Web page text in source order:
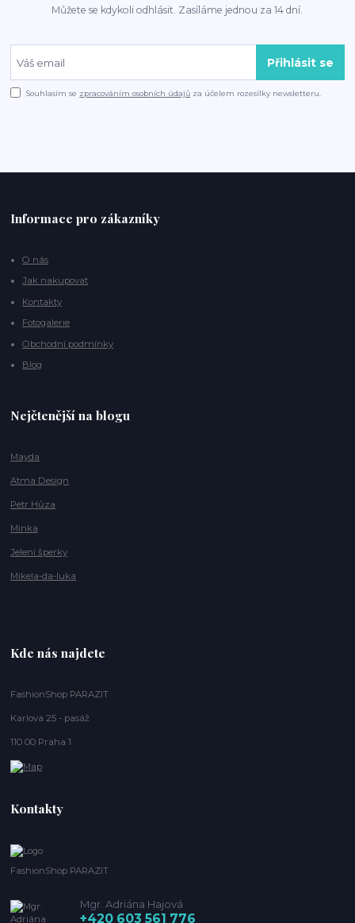
Můžete se kdykoli odhlásit. Zasíláme jednou za 14 dní.
Přihlásit se
Souhlasím se zpracováním osobních údajů za účelem rozesílky newsletteru.
Informace pro zákazníky
O nás
Jak nakupovat
Kontakty
Fotogalerie
Obchodní podmínky
Blog
Nejčtenější na blogu
Mayda
Atma Design
Petr Hůza
Minka
Jelení šperky
Mikela-da-luka
Kde nás najdete
FashionShop PARAZIT
Karlova 25 - pasáž
110 00 Praha 1
Kontakty
FashionShop PARAZIT
Mgr. Adriána Hajová
+420 603 561 776